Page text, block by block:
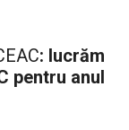
: lucrăm
pentru anul